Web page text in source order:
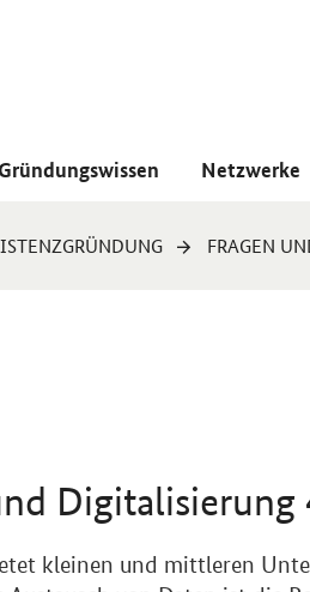
Gründungswissen Netzwerke
FRAGEN
Digitalisierung
kleinen und mittleren